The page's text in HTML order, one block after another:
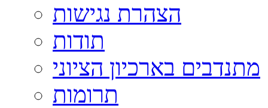
הצהרת נגישות
תודות
מתנדבים בארכיון הציוני
תרומות